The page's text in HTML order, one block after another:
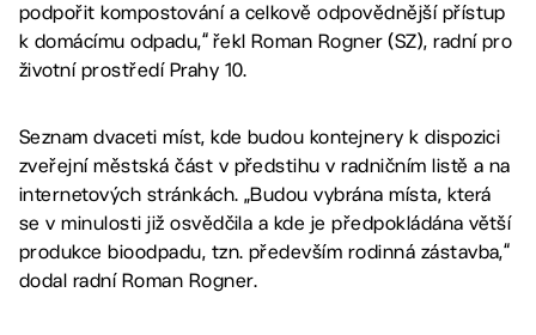
podpořit kompostování a celkově odpovědnější přístup
k domácímu odpadu,“ řekl Roman Rogner (SZ), radní pro
životní prostředí Prahy 10.
Seznam dvaceti míst, kde budou kontejnery k dispozici
zveřejní městská část v předstihu v radničním listě a na
internetových stránkách. „Budou vybrána místa, která
se v minulosti již osvědčila a kde je předpokládána větší
produkce bioodpadu, tzn. především rodinná zástavba,“
dodal radní Roman Rogner.